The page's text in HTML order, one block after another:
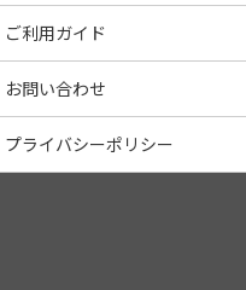
ご利用ガイド
お問い合わせ
プライバシーポリシー